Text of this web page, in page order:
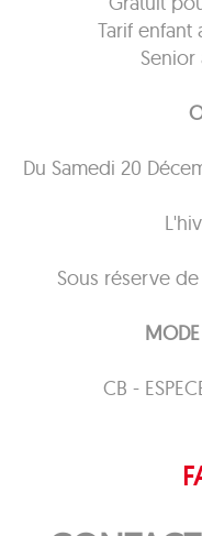
Tarif enfant
Du Samedi 20
Sous réserve
CB -